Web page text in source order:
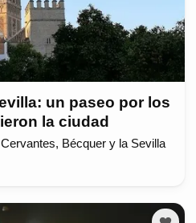
un paseo por los
la ciudad
Bécquer y la Sevilla